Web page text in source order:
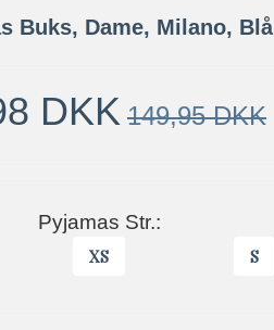
Buks, Dame, Milano, Blå
DKK 149,95 DKK
Pyjamas Str.:
XS S